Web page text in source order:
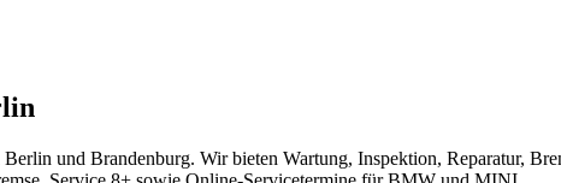
und Brandenburg. Wir bieten Wartung, Inspektion, Reparatur,